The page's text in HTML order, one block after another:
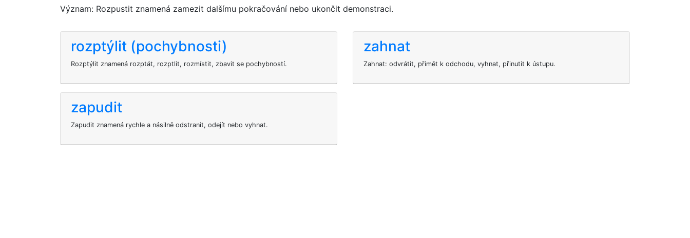
Význam: Rozpustit znamená zamezit dalšímu pokračování nebo ukončit demonstraci.
rozptýlit (pochybnosti)
Rozptýlit znamená rozptát, rozptlit, rozmístit, zbavit se pochybností.
zahnat
Zahnat: odvrátit, přimět k odchodu, vyhnat, přinutit k ústupu.
zapudit
Zapudit znamená rychle a násilně odstranit, odejít nebo vyhnat.